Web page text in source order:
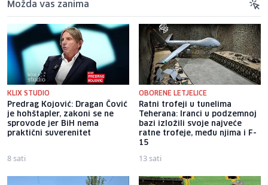
Možda vas zanima
KLIX STUDIO
Predrag Kojović: Dragan Čović
je hohštapler, zakoni se ne
sprovode jer BiH nema
praktični suverenitet
8 sati
OBORENE LETJELICE
Ratni trofeji u tunelima
Teherana: Iranci u podzemnoj
bazi izložili svoje najveće
ratne trofeje, među njima i F-
15
13 sati